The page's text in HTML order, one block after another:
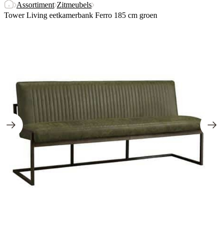
Assortiment Zitmeubels
Tower Living eetkamerbank Ferro 185 cm groen